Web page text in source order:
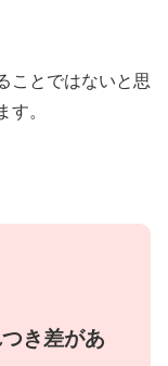
ことではないと思
す。
き差があ